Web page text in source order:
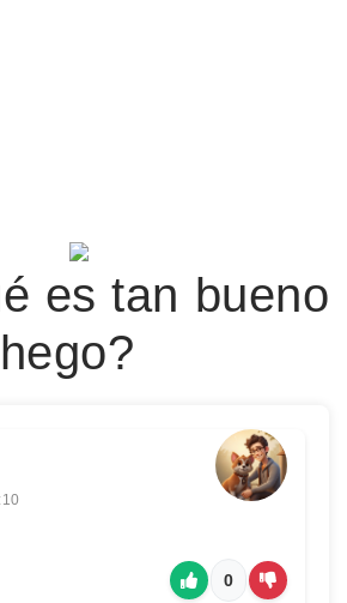
es tan bueno
0